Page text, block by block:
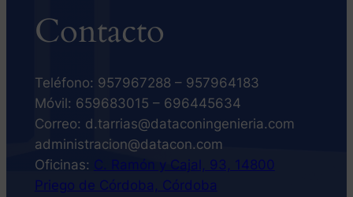
Contacto
Teléfono: 957967288 – 957964183
Móvil: 659683015 – 696445634
Correo: d.tarrias@dataconingenieria.com
administracion@datacon.com
Oficinas: C. Ramón y Cajal, 93, 14800
Priego de Córdoba, Córdoba